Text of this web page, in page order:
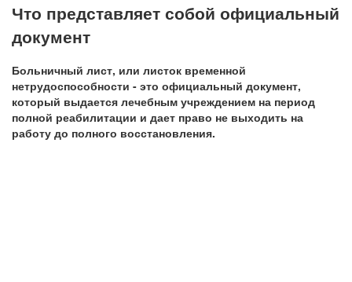
Что представляет собой официальный
документ
Больничный лист, или листок временной
нетрудоспособности - это официальный документ,
который выдается лечебным учреждением на период
полной реабилитации и дает право не выходить на
работу до полного восстановления.